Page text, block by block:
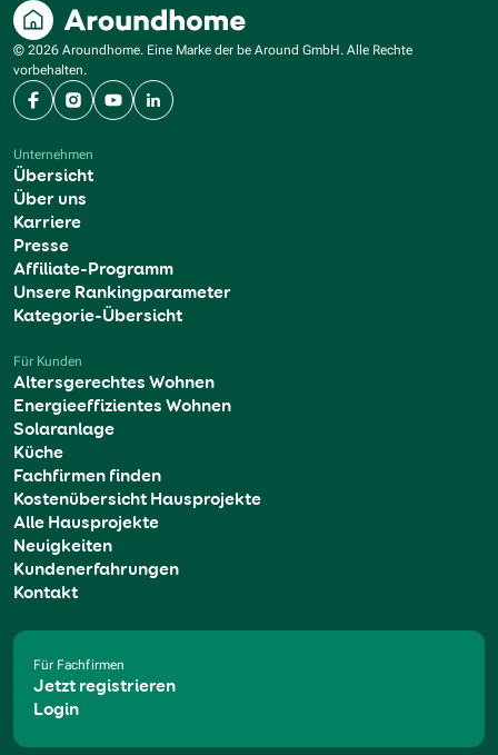
© 2026 Aroundhome. Eine Marke der be Around GmbH. Alle Rechte
vorbehalten.
FacebookInstagram
YouTubeLinkedIn
Unternehmen
Übersicht
Über uns
Karriere
Presse
Affiliate-Programm
Unsere Rankingparameter
Kategorie-Übersicht
Für Kunden
Altersgerechtes Wohnen
Energieeffizientes Wohnen
Solaranlage
Küche
Fachfirmen finden
Kostenübersicht Hausprojekte
Alle Hausprojekte
Neuigkeiten
Kundenerfahrungen
Kontakt
Für Fachfirmen
Jetzt registrieren
Login